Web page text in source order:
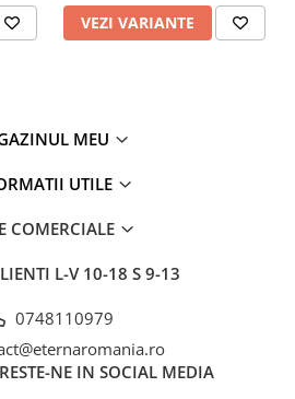
VEZI VARIANTE
MEU
UTILE
COMERCIALE
L-V 10-18 S 9-13
0748110979
NE IN SOCIAL MEDIA